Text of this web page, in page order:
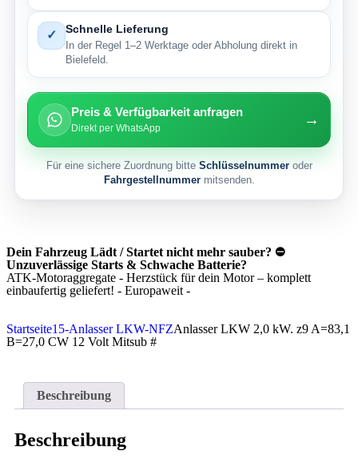
✓ Schnelle Lieferung
In der Regel 1–2 Werktage oder Abholung direkt in
Bielefeld.
Preis & Verfügbarkeit anfragen
Direkt per WhatsApp →
Für eine sichere Zuordnung bitte Schlüsselnummeroder
Fahrgestellnummermitsenden.
Dein Fahrzeug Lädt / Startet nicht mehr sauber? ⛔
Unzuverlässige Starts & Schwache Batterie?
ATK-Motoraggregate - Herzstück für dein Motor – komplett
einbaufertig geliefert! - Europaweit -
Startseite15-Anlasser LKW-NFZAnlasser LKW 2,0 kW. z9 A=83,1
B=27,0 CW 12 Volt Mitsub #
Beschreibung
Beschreibung